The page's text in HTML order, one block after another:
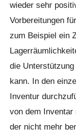
wieder sehr
Vorbereitungen
zum Beispiel ein
die
kann. In den
Inventur
von dem
der nicht mehr